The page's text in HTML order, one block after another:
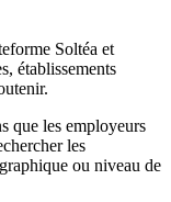
Soltéa et
établissements
que les employeurs
les
ou niveau de